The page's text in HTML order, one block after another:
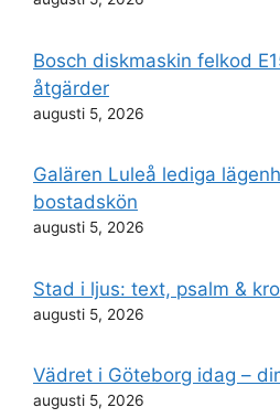
Bosch diskmaskin felkod
åtgärder
augusti 5, 2026
Galären Luleå lediga
bostadskön
augusti 5, 2026
Stad i ljus: text, psalm &
augusti 5, 2026
Vädret i Göteborg idag –
augusti 5, 2026